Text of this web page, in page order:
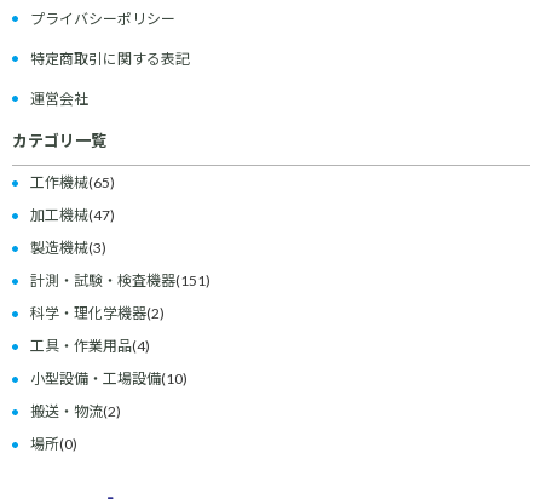
プライバシーポリシー
特定商取引に関する表記
運営会社
カテゴリ一覧
工作機械(65)
加工機械(47)
製造機械(3)
計測・試験・検査機器(151)
科学・理化学機器(2)
工具・作業用品(4)
小型設備・工場設備(10)
搬送・物流(2)
場所(0)